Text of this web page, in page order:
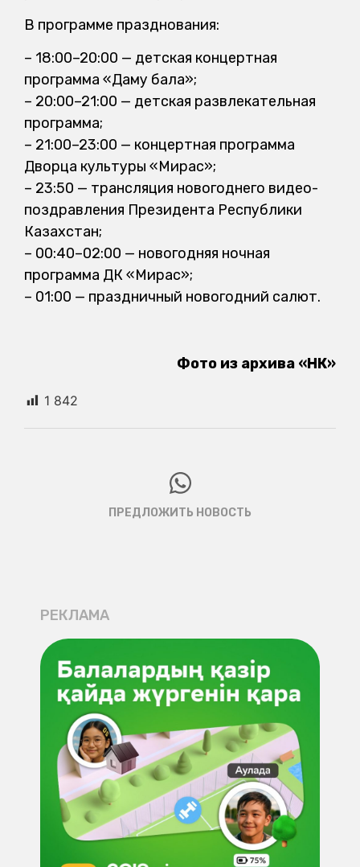
В программе празднования:
– 18:00–20:00 — детская концертная
программа «Даму бала»;
– 20:00–21:00 — детская развлекательная
программа;
– 21:00–23:00 — концертная программа
Дворца культуры «Мирас»;
– 23:50 — трансляция новогоднего видео-
поздравления Президента Республики
Казахстан;
– 00:40–02:00 — новогодняя ночная
программа ДК «Мирас»;
– 01:00 — праздничный новогодний салют.
Фото из архива «НК»
1 842
ПРЕДЛОЖИТЬ НОВОСТЬ
РЕКЛАМА